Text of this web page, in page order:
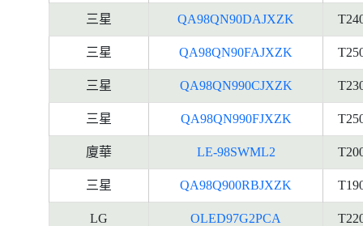
三星 QA98QN90DAJXZK
三星 QA98QN90FAJXZK
三星 QA98QN990CJXZK
三星 QA98QN990FJXZK
廈華 LE-98SWML2
三星 QA98Q900RBJXZK
LG OLED97G2PCA